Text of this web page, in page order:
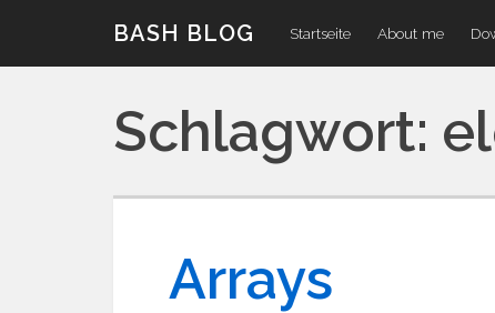
BASH BLOG Startseite About me
Schlagwort:
Arrays